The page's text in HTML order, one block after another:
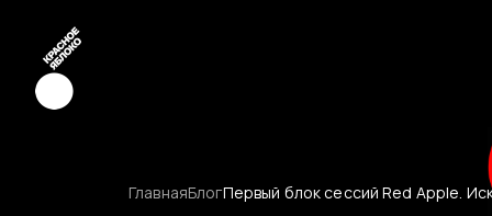
Медиа
ГлавнаяБлогПервый блок сессий Red Apple.